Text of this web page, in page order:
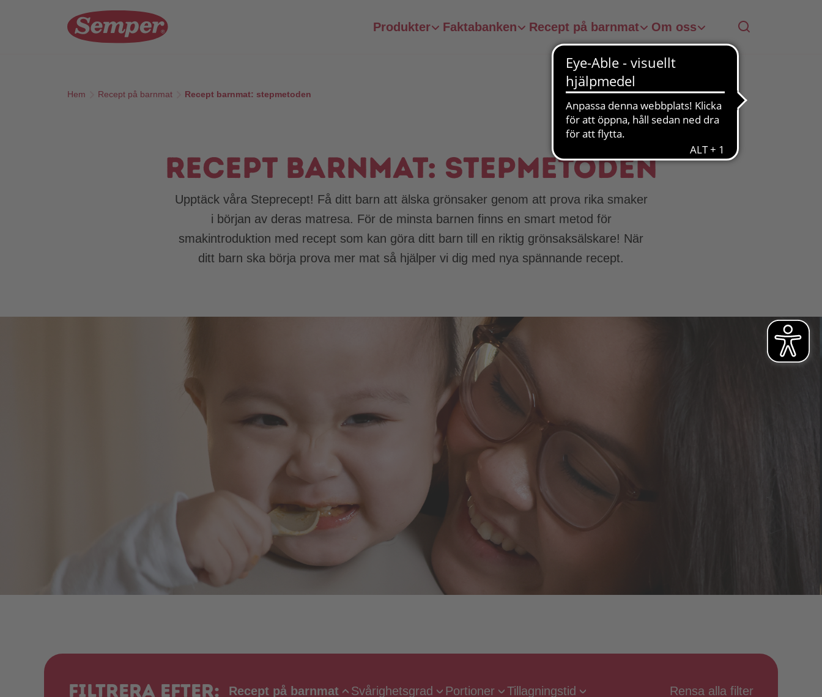
Skip to main content
Produkter Faktabanken Recept på barnmat Om oss
Hem Recept på barnmat Recept barnmat: stepmetoden
Recept barnmat: stepmetoden
Upptäck våra Steprecept! Få ditt barn att älska grönsaker genom att prova rika smaker
i början av deras matresa. För de minsta barnen finns en smart metod för
smakintroduktion med recept som kan göra ditt barn till en riktig grönsaksälskare! När
ditt barn ska börja prova mer mat så hjälper vi dig med nya spännande recept.
Filtrera efter: Recept på barnmat Svårighetsgrad Portioner Tillagningstid Rensa alla filter